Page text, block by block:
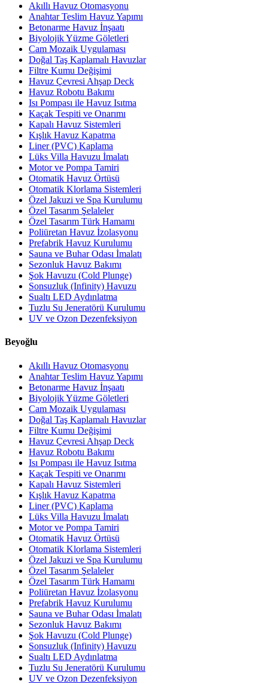
Akıllı Havuz Otomasyonu
Anahtar Teslim Havuz Yapımı
Betonarme Havuz İnşaatı
Biyolojik Yüzme Göletleri
Cam Mozaik Uygulaması
Doğal Taş Kaplamalı Havuzlar
Filtre Kumu Değişimi
Havuz Çevresi Ahşap Deck
Havuz Robotu Bakımı
Isı Pompası ile Havuz Isıtma
Kaçak Tespiti ve Onarımı
Kapalı Havuz Sistemleri
Kışlık Havuz Kapatma
Liner (PVC) Kaplama
Lüks Villa Havuzu İmalatı
Motor ve Pompa Tamiri
Otomatik Havuz Örtüsü
Otomatik Klorlama Sistemleri
Özel Jakuzi ve Spa Kurulumu
Özel Tasarım Şelaleler
Özel Tasarım Türk Hamamı
Poliüretan Havuz İzolasyonu
Prefabrik Havuz Kurulumu
Sauna ve Buhar Odası İmalatı
Sezonluk Havuz Bakımı
Şok Havuzu (Cold Plunge)
Sonsuzluk (Infinity) Havuzu
Sualtı LED Aydınlatma
Tuzlu Su Jeneratörü Kurulumu
UV ve Ozon Dezenfeksiyon
Beyoğlu
Akıllı Havuz Otomasyonu
Anahtar Teslim Havuz Yapımı
Betonarme Havuz İnşaatı
Biyolojik Yüzme Göletleri
Cam Mozaik Uygulaması
Doğal Taş Kaplamalı Havuzlar
Filtre Kumu Değişimi
Havuz Çevresi Ahşap Deck
Havuz Robotu Bakımı
Isı Pompası ile Havuz Isıtma
Kaçak Tespiti ve Onarımı
Kapalı Havuz Sistemleri
Kışlık Havuz Kapatma
Liner (PVC) Kaplama
Lüks Villa Havuzu İmalatı
Motor ve Pompa Tamiri
Otomatik Havuz Örtüsü
Otomatik Klorlama Sistemleri
Özel Jakuzi ve Spa Kurulumu
Özel Tasarım Şelaleler
Özel Tasarım Türk Hamamı
Poliüretan Havuz İzolasyonu
Prefabrik Havuz Kurulumu
Sauna ve Buhar Odası İmalatı
Sezonluk Havuz Bakımı
Şok Havuzu (Cold Plunge)
Sonsuzluk (Infinity) Havuzu
Sualtı LED Aydınlatma
Tuzlu Su Jeneratörü Kurulumu
UV ve Ozon Dezenfeksiyon